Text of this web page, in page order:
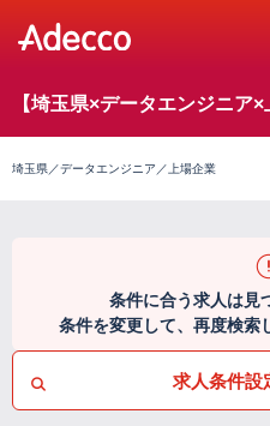
【埼玉県×データエンジニア
埼玉県／データエンジニア／上場企業
条件に合う求人は見
条件を変更して、再度検索
求人条件設